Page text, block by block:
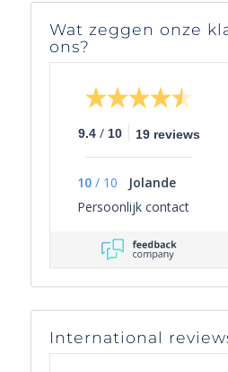
Wat zeggen onze
ons?
9.4 / 10 19 reviews
10 / 10
Jolande
Persoonlijk contact
International